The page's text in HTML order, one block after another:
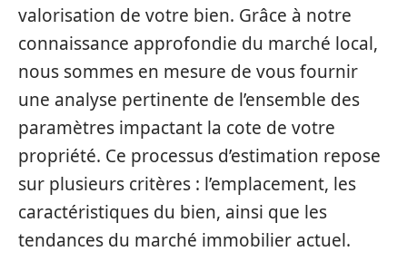
valorisation de votre bien. Grâce à notre
connaissance approfondie du marché local,
nous sommes en mesure de vous fournir
une analyse pertinente de l’ensemble des
paramètres impactant la cote de votre
propriété. Ce processus d’estimation repose
sur plusieurs critères : l’emplacement, les
caractéristiques du bien, ainsi que les
tendances du marché immobilier actuel.